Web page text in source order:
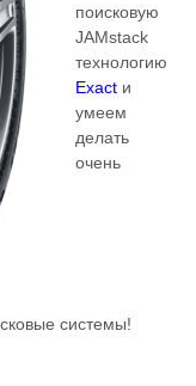
поисковую
JAMstack
технологию
Exact и
умеем
делать
очень
системы!